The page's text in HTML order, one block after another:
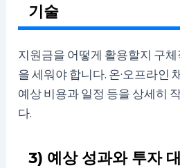
기술
지원금을 어떻게 활용할지 구
을 세워야 합니다. 온·오프라인
예상 비용과 일정 등을 상세히
다.
3) 예상 성과와 투자